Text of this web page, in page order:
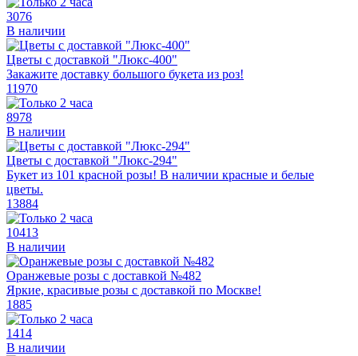
3076
В наличии
Цветы с доставкой "Люкс-400"
Закажите доставку большого букета из роз!
11970
8978
В наличии
Цветы с доставкой "Люкс-294"
Букет из 101 красной розы! В наличии красные и белые
цветы.
13884
10413
В наличии
Оранжевые розы с доставкой №482
Яркие, красивые розы с доставкой по Москве!
1885
1414
В наличии